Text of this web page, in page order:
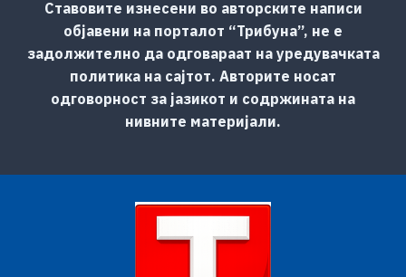
Ставовите изнесени во авторските написи
објавени на порталот “Трибуна”, не е
задолжително да одговараат на уредувачката
политика на сајтот. Авторите носат
одговорност за јазикот и содржината на
нивните материјали.